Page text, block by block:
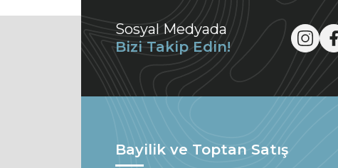
Sosyal Medyada
Bizi Takip Edin!
Bayilik ve Toptan Satış